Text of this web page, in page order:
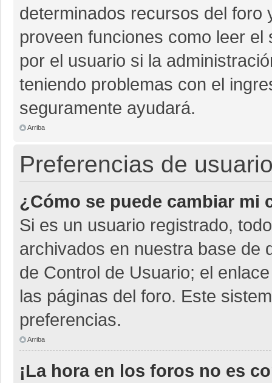
determinados recursos del foro
proveen funciones como leer
por el usuario si la
teniendo problemas con el
seguramente ayudará.
Arriba
Preferencias de
¿Cómo se puede cambiar mi
Si es un usuario registrado,
archivados en nuestra base de
de Control de Usuario; el
las páginas del foro. Este
preferencias.
Arriba
¡La hora en los foros no es